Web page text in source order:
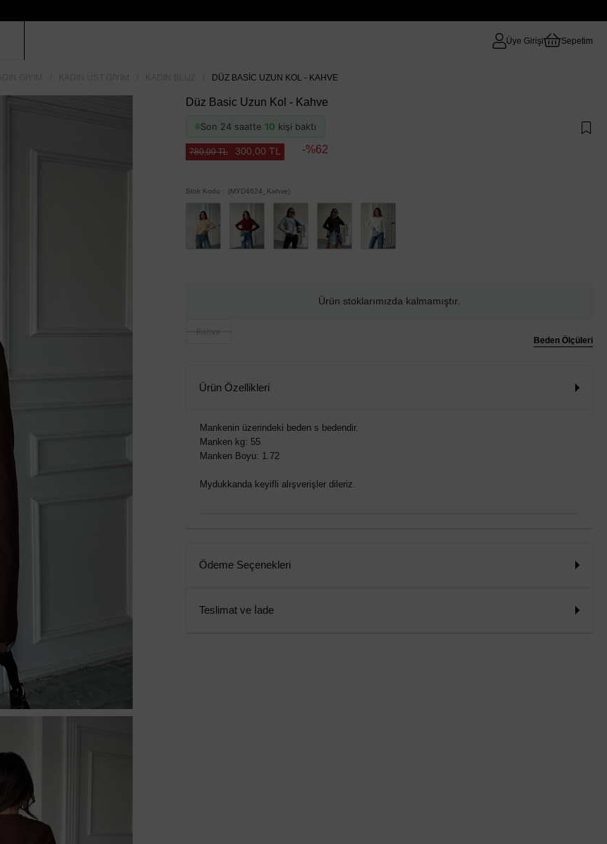
Üye Girişi Sepetim
DÜZ BASIC UZUN KOL - KAHVE
Düz Basic Uzun Kol - Kahve
Son 24 saatte 10 kişi baktı
780,00 TL 300,00 TL 62
Stok Kodu (MYD4624_Kahve)
Ürün stoklarımızda kalmamıştır.
Beden Ölçüleri
Ürün Özellikleri
Mankenin üzerindeki beden s bedendir.
Manken kg: 55
Manken Boyu: 1.72
Mydukkanda keyifli alışverişler dileriz.
Ödeme Seçenekleri
Teslimat ve İade